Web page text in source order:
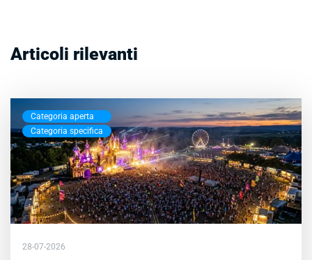
Articoli rilevanti
Categoria aperta
Categoria specifica
28-07-2026